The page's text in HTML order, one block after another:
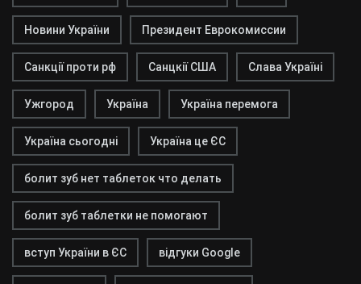
Новини України Президент Еврокомиссии
Санкції проти рф Санцкії США Слава Україні
Ужгород Україна Україна перемога
Україна сьогодні Україна це ЄС
болит зуб нет таблеток что делать
болит зуб таблетки не помогают
вступ України в ЄС відгуки Google